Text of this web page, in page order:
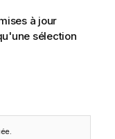
à jour
sélection